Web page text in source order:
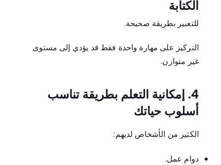
الكتابة
للتعبير بطريقة صحيحة.
التركيز على مهارة واحدة فقط قد يؤدي إلى مستوى
غير متوازن.
4. إمكانية التعلم بطريقة تناسب
أسلوب حياتك
الكثير من الأشخاص لديهم:
دوام عمل.